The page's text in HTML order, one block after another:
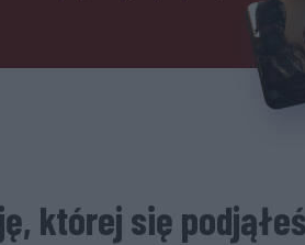
której się